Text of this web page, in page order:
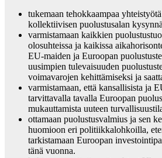
tukemaan tehokkaampaa
kollektiivisen puolustusalan
varmistamaan kaikkien
olosuhteissa ja kaikissa
EU-maiden ja Euroopan
uusimpien tulevaisuuden
voimavarojen kehittämiseksi ja
varmistamaan, että kansallisista ja
tarvittavalla tavalla Euroopan
mukauttamista uuteen
ottamaan puolustusvalmius ja sen
huomioon eri politiikkalohkoilla,
tarkistamaan Euroopan
tänä vuonna.